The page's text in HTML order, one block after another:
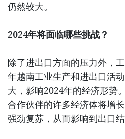
仍然较大。
2024年将面临哪些挑战？
除了进出口方面的压力外，
年越南工业生产和进出口活
大，影响2024年的经济形势
合作伙伴的许多经济体将增
强劲复苏，从而影响到出口结